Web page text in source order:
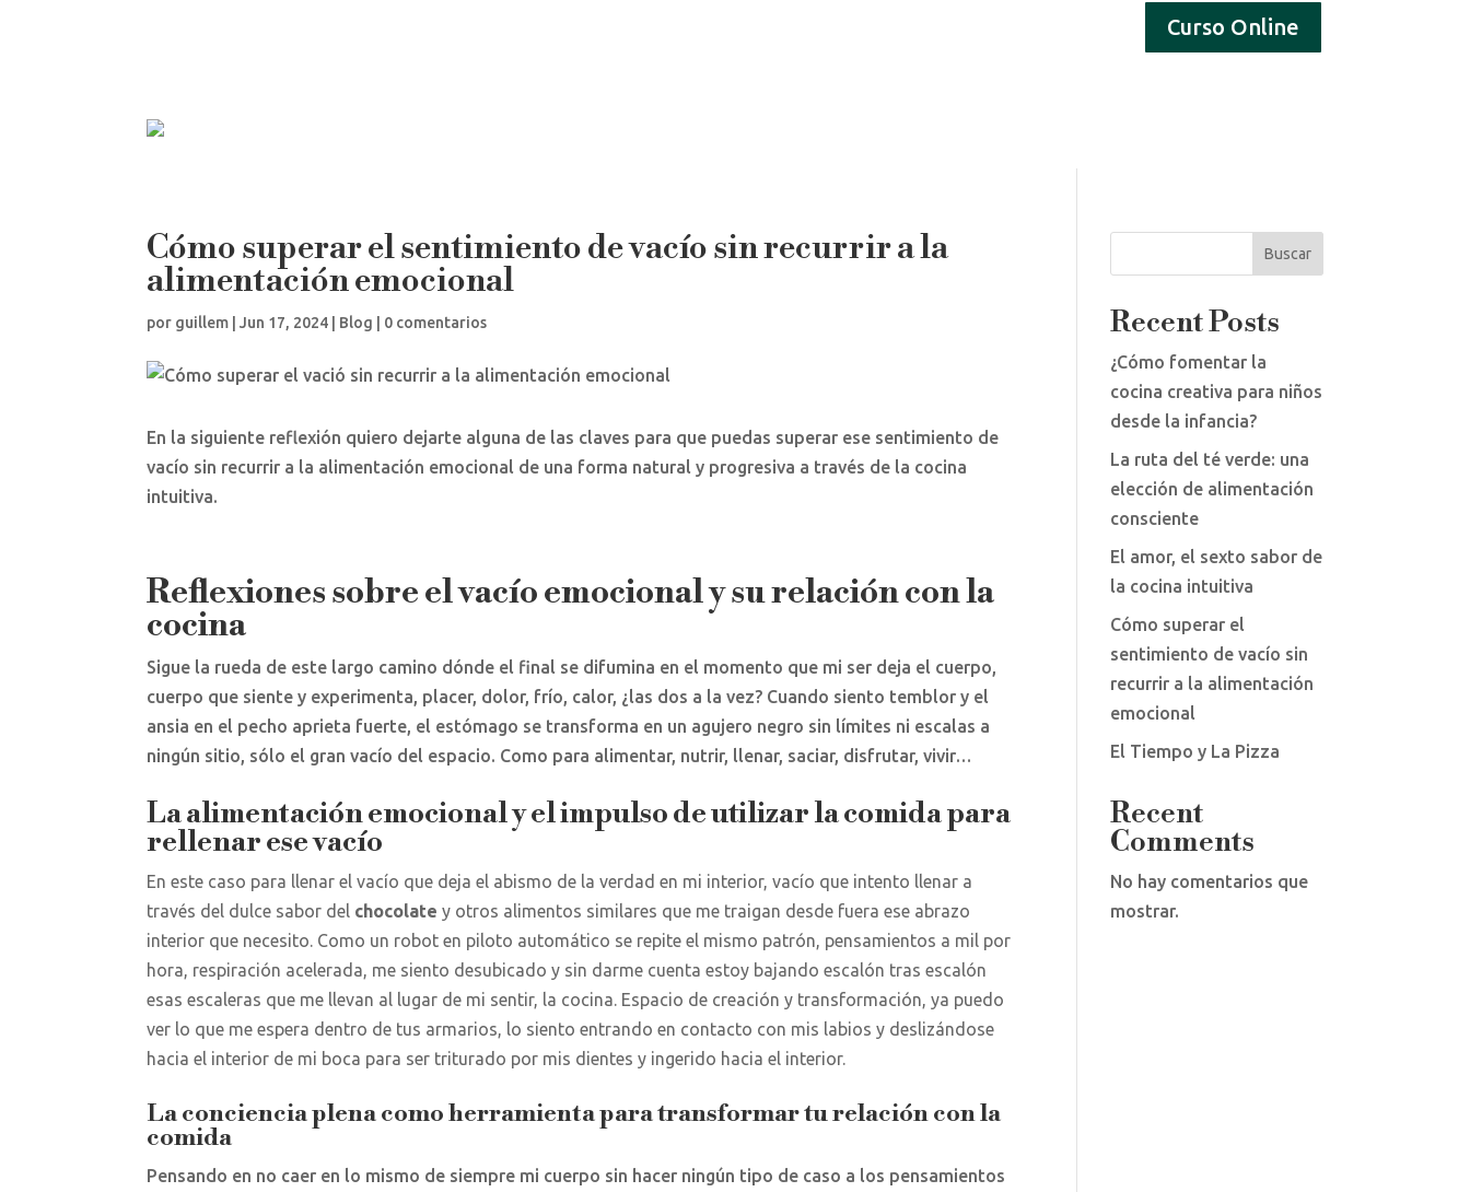
Curso Online
Cómo superar el sentimiento de vacío sin recurrir a la
alimentación emocional
por guillem |Jun 17, 2024 | Blog | 0 comentarios
En la siguiente reflexión quiero dejarte alguna de las claves para que puedas superar ese sentimiento de
vacío sin recurrir a la alimentación emocional de una forma natural y progresiva a través de la cocina
intuitiva.
Reflexiones sobre el vacío emocional y su relación con la
cocina
Sigue la rueda de este largo camino dónde el final se difumina en el momento que mi ser deja el cuerpo,
cuerpo que siente y experimenta, placer, dolor, frío, calor, ¿las dos a la vez? Cuando siento temblor y el
ansia en el pecho aprieta fuerte, el estómago se transforma en un agujero negro sin límites ni escalas a
ningún sitio, sólo el gran vacío del espacio. Como para alimentar, nutrir, llenar, saciar, disfrutar, vivir…
La alimentación emocional y el impulso de utilizar la comida para
rellenar ese vacío
En este caso para llenar el vacío que deja el abismo de la verdad en mi interior, vacío que intento llenar a
través del dulce sabor del chocolate y otros alimentos similares que me traigan desde fuera ese abrazo
interior que necesito. Como un robot en piloto automático se repite el mismo patrón, pensamientos a mil por
hora, respiración acelerada, me siento desubicado y sin darme cuenta estoy bajando escalón tras escalón
esas escaleras que me llevan al lugar de mi sentir, la cocina. Espacio de creación y transformación, ya puedo
ver lo que me espera dentro de tus armarios, lo siento entrando en contacto con mis labios y deslizándose
hacia el interior de mi boca para ser triturado por mis dientes y ingerido hacia el interior.
La conciencia plena como herramienta para transformar tu relación con la
comida
Pensando en no caer en lo mismo de siempre mi cuerpo sin hacer ningún tipo de caso a los pensamientos
Buscar
Recent Posts
¿Cómo fomentar la
cocina creativa para niños
desde la infancia?
La ruta del té verde: una
elección de alimentación
consciente
El amor, el sexto sabor de
la cocina intuitiva
Cómo superar el
sentimiento de vacío sin
recurrir a la alimentación
emocional
El Tiempo y La Pizza
Recent
Comments
No hay comentarios que
mostrar.